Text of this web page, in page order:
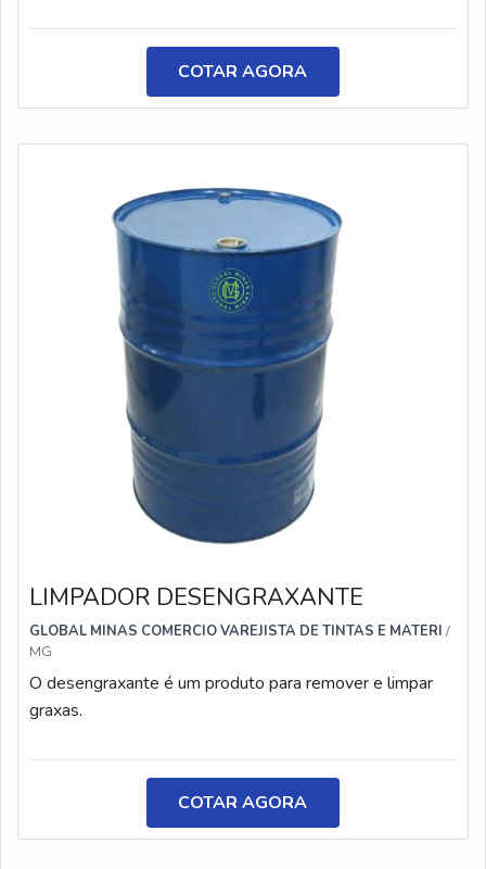
COTAR AGORA
LIMPADOR DESENGRAXANTE
GLOBAL MINAS COMERCIO VAREJISTA DE TINTAS E MATERI /
MG
O desengraxante é um produto para remover e limpar
graxas.
COTAR AGORA